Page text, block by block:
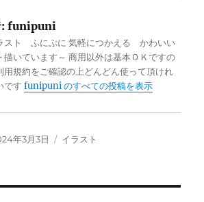
funipuni
スト ふにぷに 気軽につかえる かわいい
描いています～ 商用以外は基本ＯＫですの
用規約をご確認の上どんどん使って頂けれ
ですfunipuni のすべての投稿を表示
年3月3日
カ
イラスト